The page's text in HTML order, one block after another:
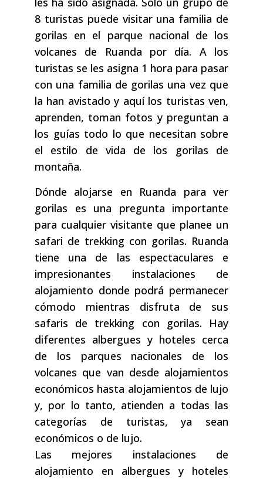
8 turistas puede visitar una familia de
gorilas en el parque nacional de los
volcanes de Ruanda por día. A los
turistas se les asigna 1 hora para pasar
con una familia de gorilas una vez que
la han avistado y aquí los turistas ven,
aprenden, toman fotos y preguntan a
los guías todo lo que necesitan sobre
el estilo de vida de los gorilas de
montaña.
Dónde alojarse en Ruanda para ver
gorilas es una pregunta importante
para cualquier visitante que planee un
safari de trekking con gorilas. Ruanda
tiene una de las espectaculares e
impresionantes instalaciones de
alojamiento donde podrá permanecer
cómodo mientras disfruta de sus
safaris de trekking con gorilas. Hay
diferentes albergues y hoteles cerca
de los parques nacionales de los
volcanes que van desde alojamientos
económicos hasta alojamientos de lujo
y, por lo tanto, atienden a todas las
categorías de turistas, ya sean
económicos o de lujo.
Las mejores instalaciones de
alojamiento en albergues y hoteles